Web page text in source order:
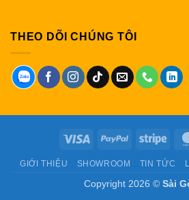
THEO DÕI CHÚNG TÔI
Visa PayPal
GIỚI THIỆU SHOWROOM TIN TỨC
Copyright 2026 © Sài